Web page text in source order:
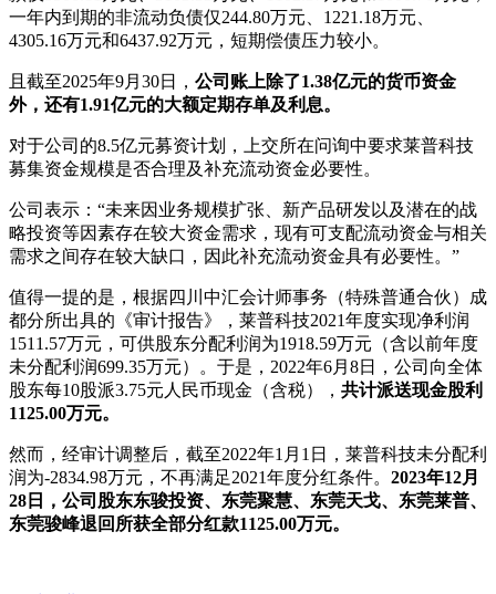
一年内到期的非流动负债仅244.80万元、1221.18万元、
4305.16万元和6437.92万元，短期偿债压力较小。
且截至2025年9月30日， 公司账上除了1.38亿元的货币资金
外，还有1.91亿元的大额定期存单及利息。
对于公司的8.5亿元募资计划，上交所在问询中要求莱普科技
募集资金规模是否合理及补充流动资金必要性。
公司表示：“未来因业务规模扩张、新产品研发以及潜在的战
略投资等因素存在较大资金需求，现有可支配流动资金与相关
需求之间存在较大缺口，因此补充流动资金具有必要性。”
值得一提的是，根据四川中汇会计师事务（特殊普通合伙）成
都分所出具的《审计报告》，莱普科技2021年度实现净利润
1511.57万元，可供股东分配利润为1918.59万元（含以前年度
未分配利润699.35万元）。于是，2022年6月8日，公司向全体
股东每10股派3.75元人民币现金（含税）， 共计派送现金股利
1125.00万元。
然而，经审计调整后，截至2022年1月1日，莱普科技未分配利
润为-2834.98万元，不再满足2021年度分红条件。 2023年12月
28日，公司股东东骏投资、东莞聚慧、东莞天戈、东莞莱普、
东莞骏峰退回所获全部分红款1125.00万元。